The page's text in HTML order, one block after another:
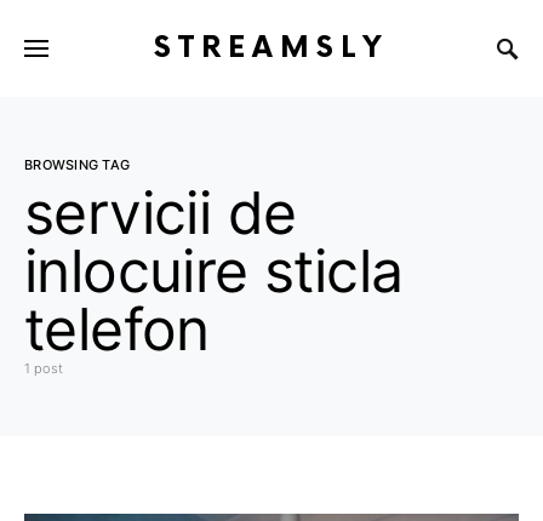
STREAMSLY
BROWSING TAG
servicii de
inlocuire sticla
telefon
1 post